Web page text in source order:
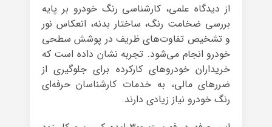
از دیدگاه علمی، کارشناسی رنگ خودرو بر پایه
بررسی ضخامت رنگ، ساختار بدنه، انعکاس نور
و تشخیص تفاوت‌های ظریف در پوشش سطحی
خودرو انجام می‌شود. تجربه نشان داده است که
خریداران خودروهای کارکرده برای جلوگیری از
ضررهای مالی، به خدمات کارشناسان حرفه‌ای
رنگ خودرو نیاز زیادی دارند.